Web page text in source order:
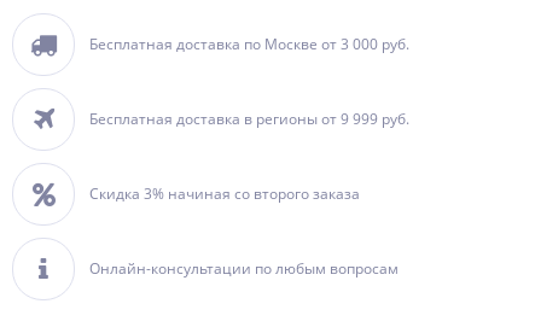
Бесплатная доставка по Москве от 3 000 руб.
Бесплатная доставка в регионы от 9 999 руб.
Скидка 3% начиная со второго заказа
Онлайн-консультации по любым вопросам